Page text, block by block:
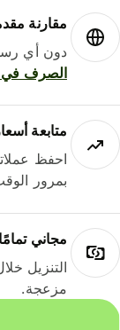
مقارنة
دون أي
الصرف في
متابعة
احفظ
بمرور الوقت.
مجاني تمامًا،
التنزيل
مزعجة.